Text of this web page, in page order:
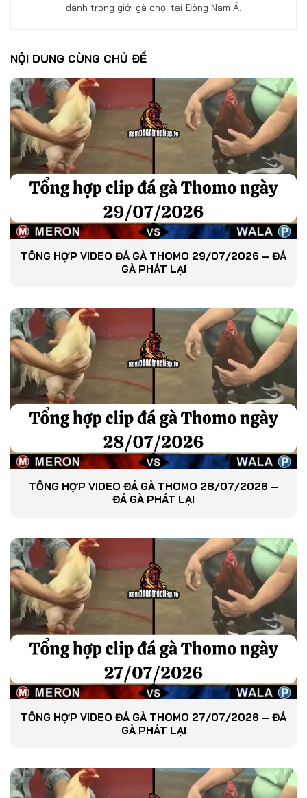
danh trong giới gà chọi tại Đông Nam Á.
NỘI DUNG CÙNG CHỦ ĐỀ
TỔNG HỢP VIDEO ĐÁ GÀ THOMO 29/07/2026 – ĐÁ
GÀ PHÁT LẠI
TỔNG HỢP VIDEO ĐÁ GÀ THOMO 28/07/2026 –
ĐÁ GÀ PHÁT LẠI
TỔNG HỢP VIDEO ĐÁ GÀ THOMO 27/07/2026 – ĐÁ
GÀ PHÁT LẠI